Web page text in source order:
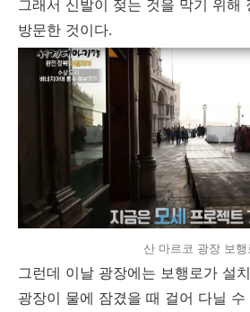
그래서 신발이 젖는 것을 막기 위해
방문한 것이다.
산 마르코 광장 보행
그런데 이날 광장에는 보행로가 설
광장이 물에 잠겼을 때 걸어 다닐